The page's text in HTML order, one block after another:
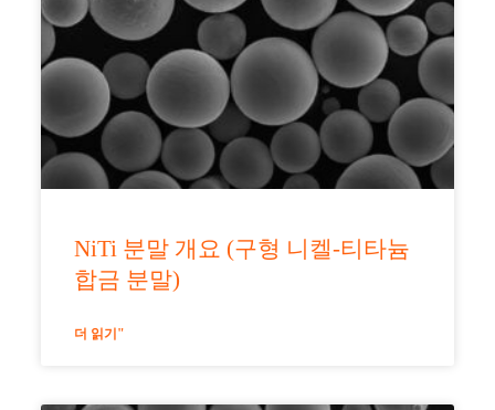
NiTi 분말 개요 (구형 니켈-티타늄
합금 분말)
더 읽기"